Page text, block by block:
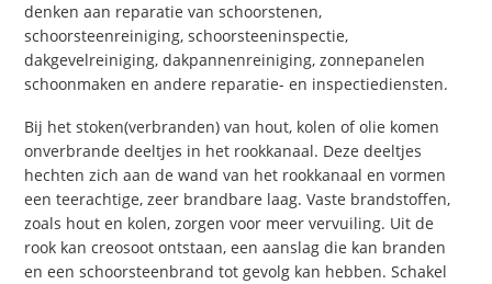
denken aan reparatie van schoorstenen,
schoorsteenreiniging, schoorsteeninspectie,
dakgevelreiniging, dakpannenreiniging, zonnepanelen
schoonmaken en andere reparatie- en inspectiediensten.
Bij het stoken(verbranden) van hout, kolen of olie komen
onverbrande deeltjes in het rookkanaal. Deze deeltjes
hechten zich aan de wand van het rookkanaal en vormen
een teerachtige, zeer brandbare laag. Vaste brandstoffen,
zoals hout en kolen, zorgen voor meer vervuiling. Uit de
rook kan creosoot ontstaan, een aanslag die kan branden
en een schoorsteenbrand tot gevolg kan hebben. Schakel